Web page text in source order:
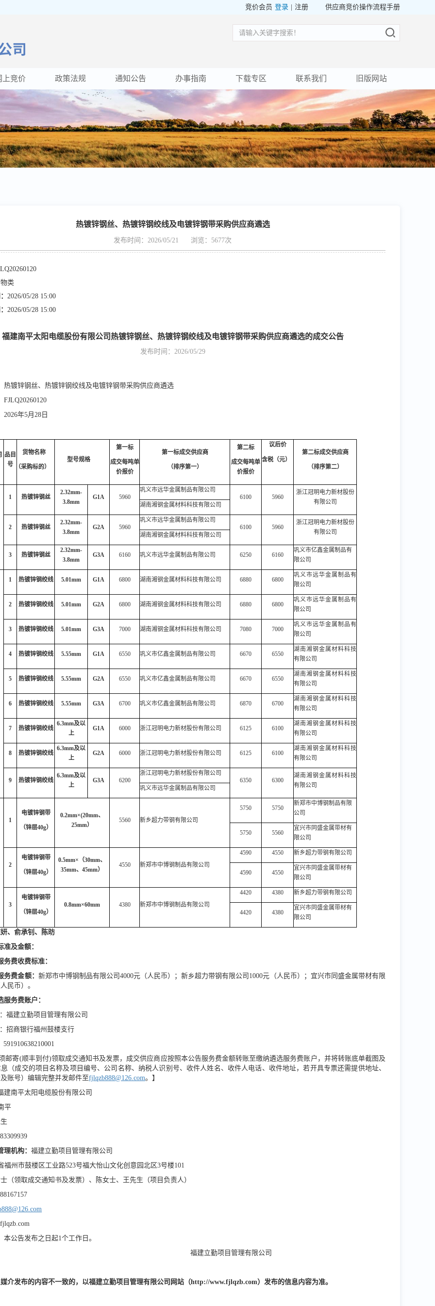
竞价会员 登录 注册 供应商竞价操作流程手册
上竞价 政策法规 通知公告 办事指南 下载专区 联系我们 旧版网站
热镀锌钢丝、热镀锌钢绞线及电镀锌钢带采购供应商遴选
发布时间：2026/05/21 浏览：5677次
类
2026/05/28 15:00
2026/05/28 15:00
福建南平太阳电缆股份有限公司热镀锌钢丝、热镀锌钢绞线及电镀锌钢带采购供应商遴选的成交公告
发布时间：2026/05/29
热镀锌钢丝、热镀锌钢绞线及电镀锌钢带采购供应商遴选
FJLQ20260120
2026年5月28日
品目
号
货物名称
（采购标的）
型号规格
第一标
成交每吨单
价报价
第一标成交供应商
（排序第一）
第二标
成交每吨单
价报价
议后价
含税（元）
第二标成交供应商
（排序第二）
1 热镀锌钢丝
2.32mm-
3.8mm
G1A 5960
巩义市远华金属制品有限公司
6100
5960
浙江冠明电力新材股份
有限公司
湖南湘钢金属材料科技有限公司
2 热镀锌钢丝
2.32mm-
3.8mm
G2A 5960
巩义市远华金属制品有限公司
6100
5960
浙江冠明电力新材股份
有限公司
湖南湘钢金属材料科技有限公司
3 热镀锌钢丝
2.32mm-
3.8mm
G3A 6160 巩义市远华金属制品有限公司 6250 6160
巩义市亿鑫金属制品有
限公司
1 热镀锌钢绞线 5.01mm G1A 6800 湖南湘钢金属材料科技有限公司 6880 6800
巩义市远华金属制品有
限公司
2 热镀锌钢绞线 5.01mm G2A 6800 湖南湘钢金属材料科技有限公司 6880 6800
巩义市远华金属制品有
限公司
3 热镀锌钢绞线 5.01mm G3A 7000 湖南湘钢金属材料科技有限公司 7080 7000
巩义市远华金属制品有
限公司
4 热镀锌钢绞线 5.55mm G1A 6550 巩义市亿鑫金属制品有限公司 6670 6550
湖南湘钢金属材料科技
有限公司
5 热镀锌钢绞线 5.55mm G2A 6550 巩义市亿鑫金属制品有限公司 6670 6550
湖南湘钢金属材料科技
有限公司
6 热镀锌钢绞线 5.55mm G3A 6700 巩义市亿鑫金属制品有限公司 6870 6700
湖南湘钢金属材料科技
有限公司
7 热镀锌钢绞线
6.3mm及以
上
G1A 6000 浙江冠明电力新材股份有限公司 6125 6100
湖南湘钢金属材料科技
有限公司
8 热镀锌钢绞线
6.3mm及以
上
G2A 6000 浙江冠明电力新材股份有限公司 6125 6100
湖南湘钢金属材料科技
有限公司
9 热镀锌钢绞线
6.3mm及以
上
G3A 6200
浙江冠明电力新材股份有限公司
6350
6300
湖南湘钢金属材料科技
有限公司
巩义市远华金属制品有限公司
1
电镀锌钢带
（锌层40g）
0.2mm×(20mm、
25mm）
5560 新乡超力带钢有限公司
5750 5750
新郑市中博钢制品有限
公司
5750 5560
宜兴市同盛金属带材有
限公司
2
电镀锌钢带
（锌层40g）
0.5mm×（30mm、
35mm、45mm）
4550 新郑市中博钢制品有限公司
4590 4550 新乡超力带钢有限公司
4590 4550
宜兴市同盛金属带材有
限公司
3
电镀锌钢带
（锌层40g）
0.8mm×60mm 4380 新郑市中博钢制品有限公司
4420 4380 新乡超力带钢有限公司
4420 4380
宜兴市同盛金属带材有
限公司
、俞承钊、陈昉
准及金额：
务费收费标准：
务费金额： 新郑市中博钢制品有限公司 4000元（人民币）；新乡超力带钢有限公司1000元（人民币）；宜兴市同盛金属带材有限
民币）。
服务费账户：
福建立勤项目管理有限公司
招商银行福州鼓楼支行
邮寄(顺丰到付)领取成交通知书及发票，成交供应商应按照本公告服务费金额转账至缴纳遴选服务费账户，并将转账底单截图及
（成交的项目名称及项目编号、公司名称、纳税人识别号、收件人姓名、收件人电话、收件地址，若开具专票还需提供地址、
账号）编辑完整并发邮件至fjlqzb888@126.com。】
建南平太阳电缆股份有限公司
平
理机构：福建立勤项目管理有限公司
州市鼓楼区工业路523号福大怡山文化创意园北区3号楼101
（领取成交通知书及发票）、陈女士、王先生（项目负责人）
本公告发布之日起1个工作日。
福建立勤项目管理有限公司
介发布的内容不一致的，以福建立勤项目管理有限公司网站（http://www.fjlqzb.com）发布的信息内容为准。